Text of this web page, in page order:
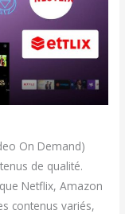
On Demand)
de qualité.
Netflix, Amazon
contenus variés,